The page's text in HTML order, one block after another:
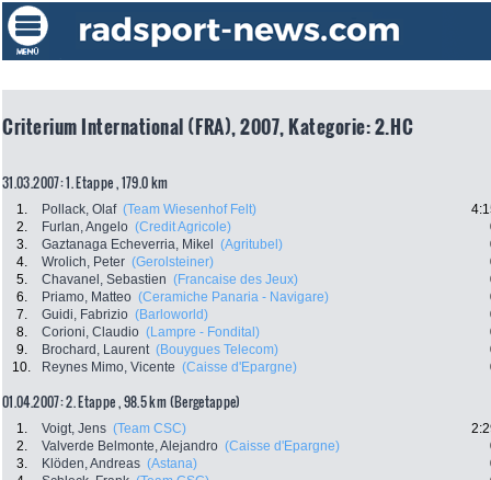
Criterium International (FRA), 2007, Kategorie: 2.HC
31.03.2007: 1. Etappe , 179.0 km
1. Pollack, Olaf (Team Wiesenhof Felt)
2.
Furlan, Angelo (Credit Agricole)
3.
Gaztanaga Echeverria, Mikel (Agritubel)
4.
Wrolich, Peter (Gerolsteiner)
5.
Chavanel, Sebastien (Francaise des Jeux)
6.
Priamo, Matteo (Ceramiche Panaria - Navigare)
7.
Guidi, Fabrizio (Barloworld)
8.
Corioni, Claudio (Lampre - Fondital)
9.
Brochard, Laurent (Bouygues Telecom)
10.
Reynes Mimo, Vicente (Caisse d'Epargne)
01.04.2007: 2. Etappe , 98.5 km (Bergetappe)
1. Voigt, Jens (Team CSC)
2.
Valverde Belmonte, Alejandro (Caisse d'Epargne)
3.
Klöden, Andreas (Astana)